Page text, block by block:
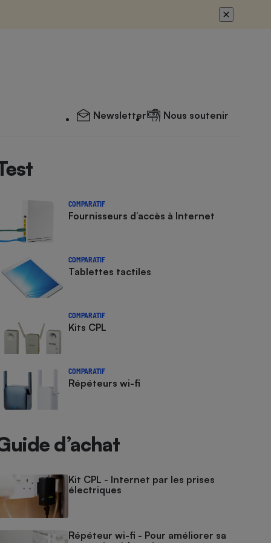
Newsletter Nous soutenir
COMPARATIF
Fournisseurs d’accès à Internet
COMPARATIF
Tablettes tactiles
COMPARATIF
Kits CPL
COMPARATIF
Répéteurs wi-fi
d’achat
Kit CPL - Internet par les prises
électriques
Répéteur wi-fi - Pour améliorer sa